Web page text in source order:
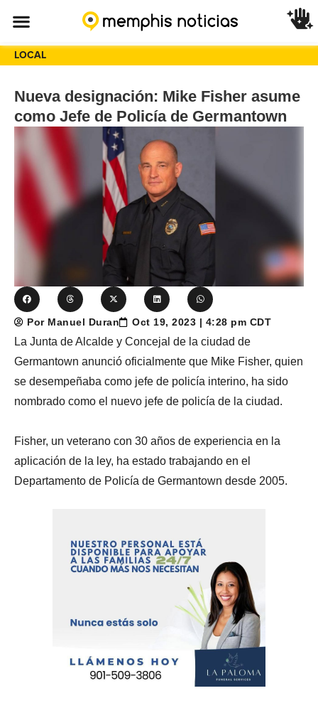
LOCAL
Nueva designación: Mike Fisher asume
como Jefe de Policía de Germantown
Por Manuel Duran Oct 19, 2023 | 4:28 pm CDT
La Junta de Alcalde y Concejal de la ciudad de
Germantown anunció oficialmente que Mike Fisher, quien
se desempeñaba como jefe de policía interino, ha sido
nombrado como el nuevo jefe de policía de la ciudad.
Fisher, un veterano con 30 años de experiencia en la
aplicación de la ley, ha estado trabajando en el
Departamento de Policía de Germantown desde 2005.